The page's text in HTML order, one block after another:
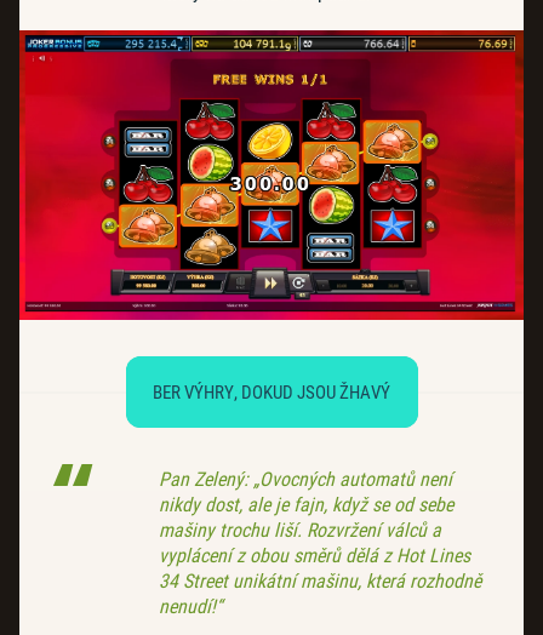
BER VÝHRY, DOKUD JSOU ŽHAVÝ
Pan Zelený: „Ovocných automatů není
nikdy dost, ale je fajn, když se od sebe
mašiny trochu liší. Rozvržení válců a
vyplácení z obou směrů dělá z Hot Lines
34 Street unikátní mašinu, která rozhodně
nenudí!“